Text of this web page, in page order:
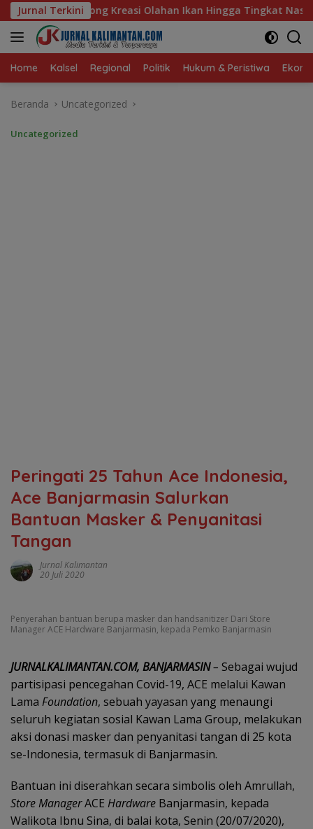
Langsung
ke
konten
Jurnal Terkini
Ikan Hingga Tingkat Nasional Pada Lomba Masak Serba
Home Kalsel Regional Politik Hukum & Peristiwa
Beranda Uncategorized
Uncategorized
Peringati 25 Tahun Ace Indonesia,
Ace Banjarmasin Salurkan
Bantuan Masker & Penyanitasi
Tangan
Jurnal Kalimantan
20 Juli 2020
Penyerahan bantuan berupa masker dan handsanitizer Dari Store
Manager ACE Hardware Banjarmasin, kepada Pemko Banjarmasin
JURNALKALIMANTAN.COM, BANJARMASIN– Sebagai wujud
partisipasi pencegahan Covid-19, ACE melalui Kawan
Lama Foundation, sebuah yayasan yang menaungi
seluruh kegiatan sosial Kawan Lama Group, melakukan
aksi donasi masker dan penyanitasi tangan di 25 kota
se-Indonesia, termasuk di Banjarmasin.
Bantuan ini diserahkan secara simbolis oleh Amrullah,
Store ManagerACE Hardware Banjarmasin, kepada
Walikota Ibnu Sina, di balai kota, Senin (20/07/2020),